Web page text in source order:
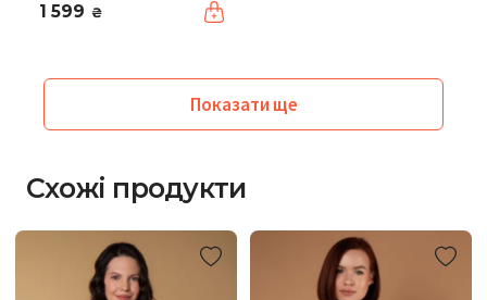
1 599 ₴
Показати ще
Схожі продукти